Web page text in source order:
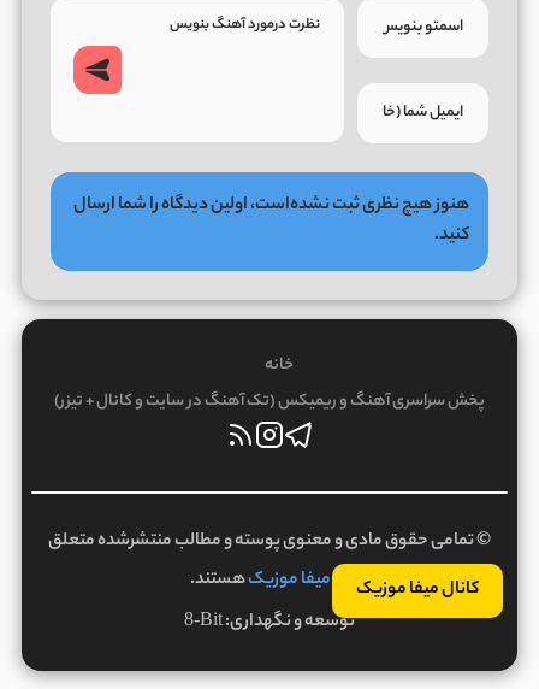
کانال میفا موزیک
هنوز هیچ نظری ثبت نشده‌است، اولین دیدگاه را شما ارسال
کنید.
خانه
پخش سراسری آهنگ و ریمیکس (تک آهنگ در سایت و کانال + تیزر)
© تمامی حقوق مادی و معنوی پوسته و مطالب منتشرشده متعلق
بهمیفا موزیکهستند.
توسعه و نگهداری:8-Bit